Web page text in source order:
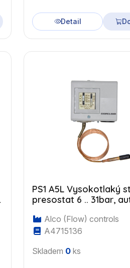
Detail
PS1 A5L Vysokotlaký
presostat 6 .. 31bar,
Alco (Flow) controls
A4715136
Skladem 0 ks